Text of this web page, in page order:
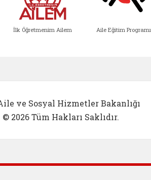
İlk Öğretmenim Ailem Aile Eğitim Programı
ve Sosyal Hizmetler Bakanlığı
© 2026 Tüm Hakları Saklıdır.